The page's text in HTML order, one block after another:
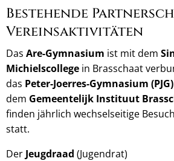
Bestehende
Vereinsaktivitäten
Das Are-Gymnasium ist mit dem
Michielscollege in Brasschaat
das Peter-Joerres-Gymnasium (PJG)
dem Gemeentelijk Instituut
finden jährlich wechselseitige
statt.
Der Jeugdraad (Jugendrat)